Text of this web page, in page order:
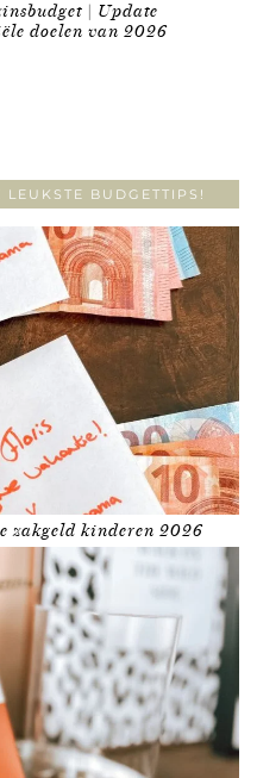
| Update
doelen van 2026
BUDGETTIPS!
zakgeld kinderen 2026